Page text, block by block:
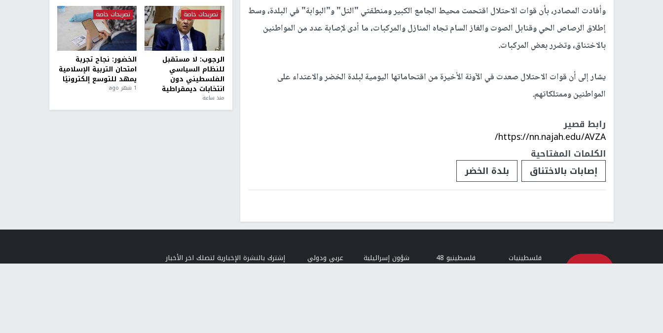
وأفادت المصادر، بأن قوات الاحتلال اقتحمت محيط الجامع الكبير ومنطقتي "التل" و"البوابة" في البلدة، وسط
إطلاق الرصاص الحي وقنابل الصوت والغاز السام تجاه المنازل والمركبات، ما أدى لإصابة عدد من المواطنين
بالاختناق، وتضرر بعض المركبات.
يشار إلى أن قوات الاحتلال صعدت في الآونة الأخيرة من اقتحاماتها اليومية لبلدة الخضر والاعتداء على
المواطنين وممتلكاتهم.
رابط قصير
https://nn.najah.edu/AVZA/
الكلمات المفتاحية
إصابات بالاختناق
بلدة الخضر
تصريحات خاصة
الرجوب: لا مستقبل
للنظام السياسي
الفلسطيني دون
انتخابات ديمقراطية
منذ ساعة
تصريحات خاصة
الخضور: نجاح تجربة
امتحان التربية الإسلامية
يمهد للتوسع إلكترونيًا
1 شهر ago
فلسطينيات فلسطينيو 48 شؤون إسرائيلية
عربي ودولي
إشترك بالنشرة الإخبارية لتصلك اخر الأخبار